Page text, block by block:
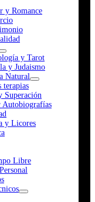
y Romance
y Tarot
y Judaismo
Natural
terapias
Superación
Autobiografías
y Licores
Libre